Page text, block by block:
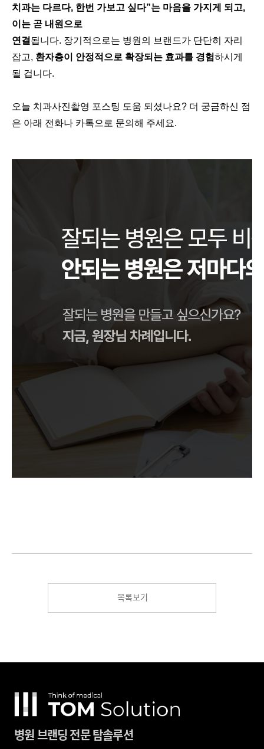
치과는 다르다, 한번 가보고 싶다”는 마음을 가지게 되고,
이는 곧 내원으로
연결 됩니다. 장기적으로는 병원의 브랜드가 단단히 자리
잡고, 환자층이 안정적으로 확장되는 효과를 경험하시게
될 겁니다.
오늘 치과사진촬영 포스팅 도움 되셨나요? 더 궁금하신 점
은 아래 전화나 카톡으로 문의해 주세요.
목록보기
병원 브랜딩 전문 탐솔루션